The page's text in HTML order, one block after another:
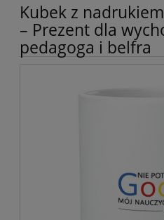
Kubek z
– Prezent dla
pedagoga i belfra